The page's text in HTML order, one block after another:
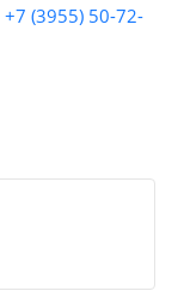
+7 (3955) 50-72-